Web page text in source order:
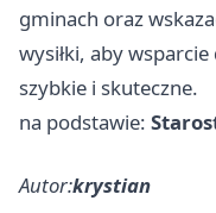
gminach oraz
wysiłki, aby
szybkie i skuteczne.
na podstawie:
Autor:krystian